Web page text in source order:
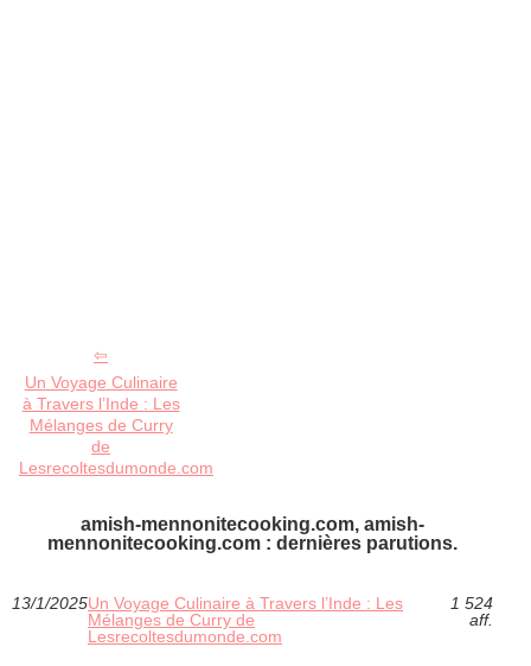
Un Voyage Culinaire
à Travers l’Inde : Les
Mélanges de Curry
de
Lesrecoltesdumonde.com
amish-mennonitecooking.com, amish-
mennonitecooking.com : dernières parutions.
13/1/2025Un Voyage Culinaire à Travers l’Inde : Les
Mélanges de Curry de
Lesrecoltesdumonde.com
1 524
aff.